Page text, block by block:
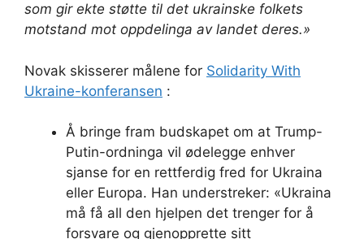
som gir ekte støtte til det ukrainske folkets
motstand mot oppdelinga av landet deres.»
Novak skisserer målene for Solidarity With
Ukraine-konferansen :
Å bringe fram budskapet om at Trump-
Putin-ordninga vil ødelegge enhver
sjanse for en rettferdig fred for Ukraina
eller Europa. Han understreker: «Ukraina
må få all den hjelpen det trenger for å
forsvare og gjenopprette sitt